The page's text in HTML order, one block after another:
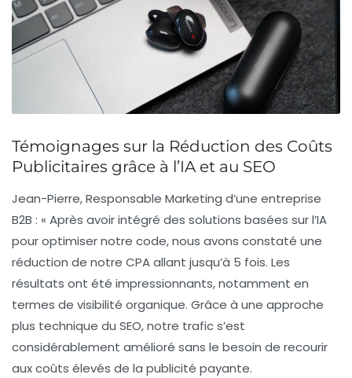
Témoignages sur la Réduction des Coûts
Publicitaires grâce à l’IA et au SEO
Jean-Pierre, Responsable Marketing d’une entreprise
B2B : « Après avoir intégré des solutions basées sur l’IA
pour optimiser notre code, nous avons constaté une
réduction de notre CPAallant jusqu’à 5 fois. Les
résultats ont été impressionnants, notamment en
termes de visibilité organique. Grâce à une approche
plus technique du SEO, notre trafic s’est
considérablement amélioré sans le besoin de recourir
aux coûts élevés de la publicité payante.